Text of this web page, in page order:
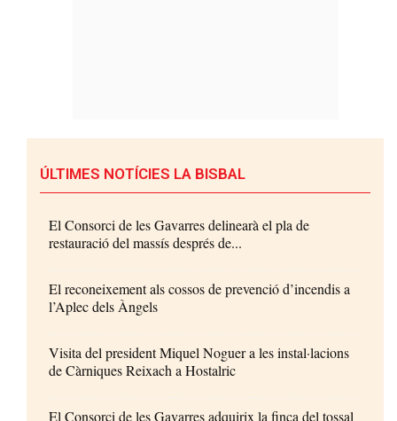
ÚLTIMES NOTÍCIES LA BISBAL
El Consorci de les Gavarres delinearà el pla de
restauració del massís després de...
El reconeixement als cossos de prevenció d’incendis a
l’Aplec dels Àngels
Visita del president Miquel Noguer a les instal·lacions
de Càrniques Reixach a Hostalric
El Consorci de les Gavarres adquirix la finca del tossal